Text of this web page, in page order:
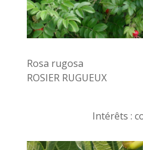
Rosa rugosa
ROSIER RUGUEUX
Intérêts :